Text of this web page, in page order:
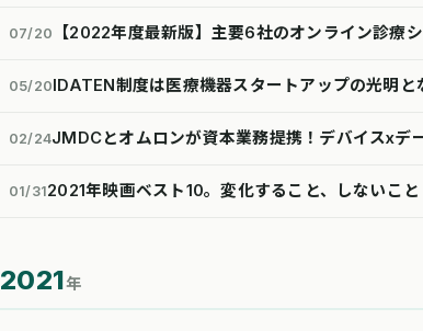
07/20 【2022年度最新版】主要6社のオンライン診療
05/20IDATEN制度は医療機器スタートアップの光明と
02/24JMDCとオムロンが資本業務提携！デバイスxデ
01/312021年映画ベスト10。変化すること、しないこと
2021年